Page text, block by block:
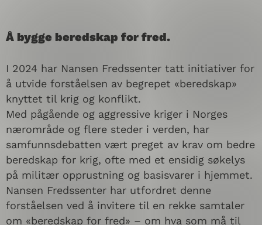
Å bygge beredskap for fred.
I 2024 har Nansen Fredssenter tatt initiativer for
å utvide forståelsen av begrepet «beredskap»
knyttet til krig og konflikt.
Med pågående og aggressive kriger i Norges
nærområde og flere steder i verden, har
samfunnsdebatten vært preget av krav om bedre
beredskap for krig, ofte med et ensidig søkelys
på militær opprustning og basisvarer i hjemmet.
Nansen Fredssenter har utfordret denne
forståelsen ved å invitere til en rekke samtaler
om «beredskap for fred» – om hva som må til